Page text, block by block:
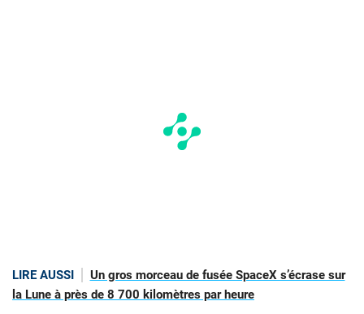
LIRE AUSSI
Un gros morceau de fusée SpaceX s’écrase sur
la Lune à près de 8 700 kilomètres par heure